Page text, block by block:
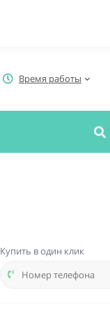
Время работы
Купить в один клик